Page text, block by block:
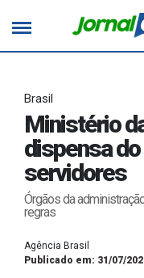
Brasil
Ministério
dispensa
servidores
Órgãos da
regras
Agência Brasil
Publicado em: 31/07/